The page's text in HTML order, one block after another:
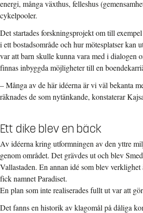
energi, många växthus, felleshus
cykelpooler.
Det startades forskningsprojekt om till
i ett bostadsområde och hur mötesplatser kan
var att barn skulle kunna vara med i dialogen
finnas inbyggda möjligheter till en
– Många av de här idéerna är vi väl bekanta
räknades de som nytänkande, konstaterar
Ett dike blev en bäck
Av idéerna kring utformningen av den yttre
genom området. Det grävdes ut och blev
Vallastaden. En annan idé som blev
fick namnet Paradiset.
En plan som inte realiserades fullt ut var att
Det fanns en historik av klagomål på dåliga